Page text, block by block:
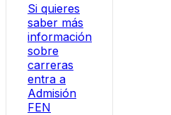
Si quieres
saber más
información
sobre
carreras
entra a
Admisión
FEN